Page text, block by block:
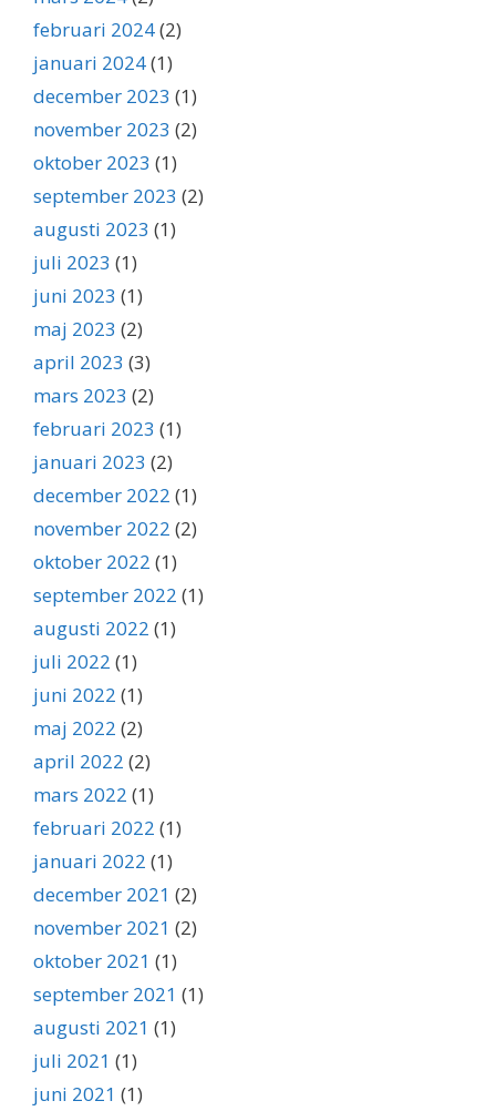
februari 2024(2)
januari 2024(1)
december 2023 (1)
november 2023 (2)
oktober 2023 (1)
september 2023 (2)
augusti 2023 (1)
juli 2023 (1)
juni 2023 (1)
maj 2023 (2)
april 2023 (3)
mars 2023 (2)
februari 2023 (1)
januari 2023 (2)
december 2022 (1)
november 2022 (2)
oktober 2022 (1)
september 2022 (1)
augusti 2022 (1)
juli 2022 (1)
juni 2022 (1)
maj 2022 (2)
april 2022 (2)
mars 2022 (1)
februari 2022 (1)
januari 2022 (1)
december 2021 (2)
november 2021 (2)
oktober 2021 (1)
september 2021 (1)
augusti 2021 (1)
juli 2021 (1)
juni 2021 (1)